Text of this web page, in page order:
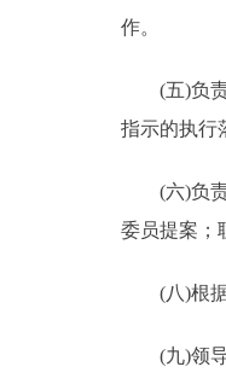
作。
(五)负责
指示的执行
(六)负责
委员提案；
(八)根据
(九)领导